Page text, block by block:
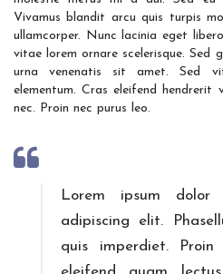
Vivamus blandit arcu quis turpis
ullamcorper. Nunc lacinia eget
vitae lorem ornare scelerisque. Sed
urna venenatis sit amet. Sed
elementum. Cras eleifend
nec. Proin nec purus leo.
Lorem ipsum dolor
adipiscing elit.
quis imperdiet.